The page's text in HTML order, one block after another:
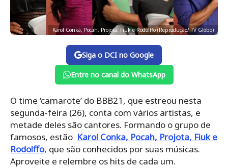
Karol Conká, Pocah, Projota, Fiuk e Rodolffo (Reprodução/ TV Globo)
Siga o DCI no Google
Entre no canal do WhatsApp
O time ‘camarote’ do BBB21, que estreou nesta
segunda-feira (26), conta com vários artistas, e
metade deles são cantores. Formando o grupo de
famosos, estão Karol Conka, Pocah, Projota, Fiuk e
Rodolffo, que são conhecidos por suas músicas.
Aproveite e relembre os hits de cada um.